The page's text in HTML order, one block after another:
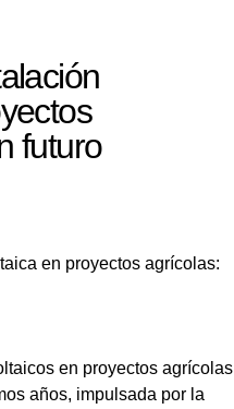
futuro
en proyectos agrícolas:
en proyectos agrícolas
años, impulsada por la